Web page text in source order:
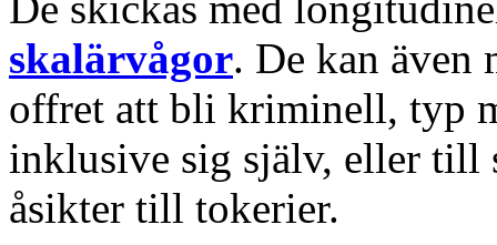
skalärvågor. De kan även
offret att bli kriminell, typ
inklusive sig själv, eller till
åsikter till tokerier.